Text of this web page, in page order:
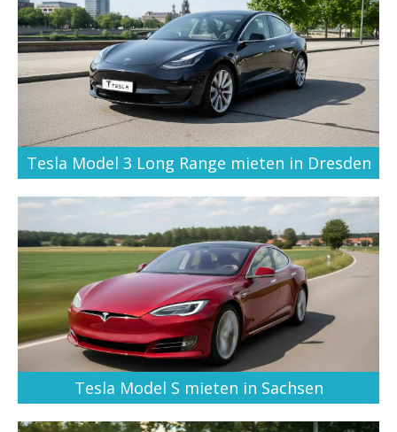
Tesla Model 3 Long Range mieten in Dresden
Tesla Model S mieten in Sachsen